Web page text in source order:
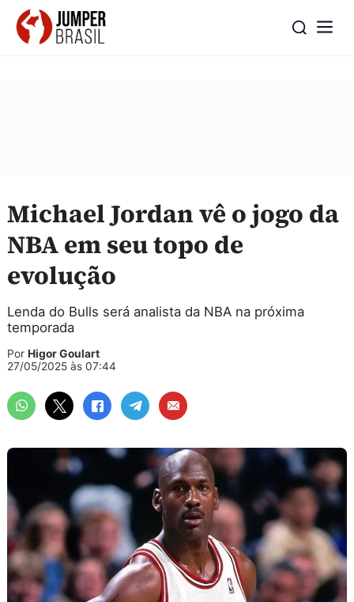
Michael Jordan vê o jogo da
NBA em seu topo de
evolução
Lenda do Bulls será analista da NBA na próxima
temporada
Por Higor Goulart
27/05/2025 às 07:44